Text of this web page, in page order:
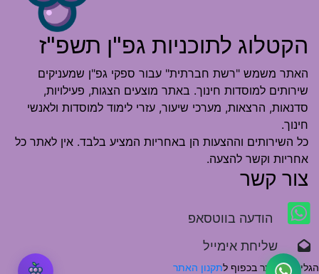
הקטלוג לתוכניות גפ"ן תשפ"ז
האתר משמש "רשת חברתית" עבור ספקי גפ"ן שמעניקים
שירותים למוסדות חינוך. באתר מוצעים הצגות, פעילויות,
סדנאות, הרצאות, מערכי שיעור, עזרי לימוד למוסדות ולאנשי
חינוך.
כל השירותים וההצעות הן באחריות המציע בלבד. אין לאתר כל
אחריות וקשר להצעה.
צור קשר
הודעה בווטסאפ
שליחת אימייל
הגלישה באתר בכפוף לתקנון האתר